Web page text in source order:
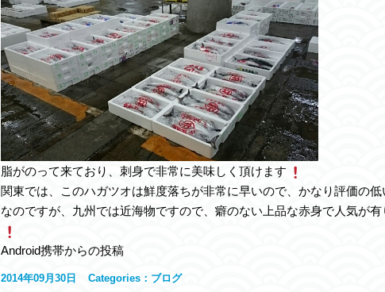
脂がのって来ており、刺身で非常に美味しく頂けます
関東では、このハガツオは鮮度落ちが非常に早いので、かなり評価の低
なのですが、九州では近海物ですので、癖のない上品な赤身で人気が有
Android携帯からの投稿
2014年09月30日 Categories： ブログ